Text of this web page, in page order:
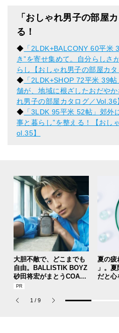
「おしゃれ男子の部屋
る！
◆ 「2LDK+BALCONY 60平米
き”を寄せ集めて。自分らしさ
らし【おしゃれ男子の部屋カタ
◆ 「2LDK+SHOP 72平米 39
舗が、地域に根ざしたおだや
れ男子の部屋カタログ／Vol.36
◆ 「3LDK 95平米 52帖」郊外
事と暮らし”を整える！【おし
ol.35】
大胆不敵で、どこまでも
自由。BALLISTIK BOYZ
砂田将宏がまとうCOACH
の新作フレグランス「コ
パルファム」
夏の疲
」。
だと心
1 / 9